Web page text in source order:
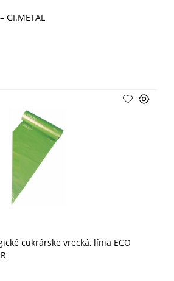
GI.METAL
cukrárske vrecká, línia ECO